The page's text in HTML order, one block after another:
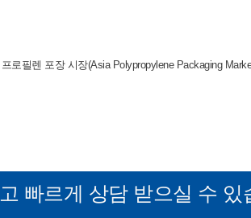
빠르게 상담 받으실 수 있